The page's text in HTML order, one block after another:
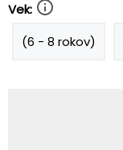
Vek:
(6 - 8 rokov)